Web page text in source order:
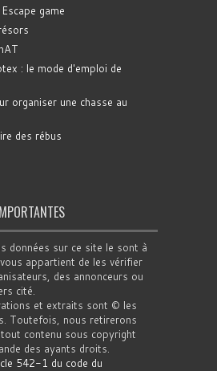
game
: le mode d'emploi de
organiser une chasse au
des rébus
données sur ce site le sont à
appartient de les vérifier
des annonceurs ou
cité.
et extraits sont © les
Toutefois, nous retirerons
contenu sous copyright
des ayants droits.
542-1 du code du